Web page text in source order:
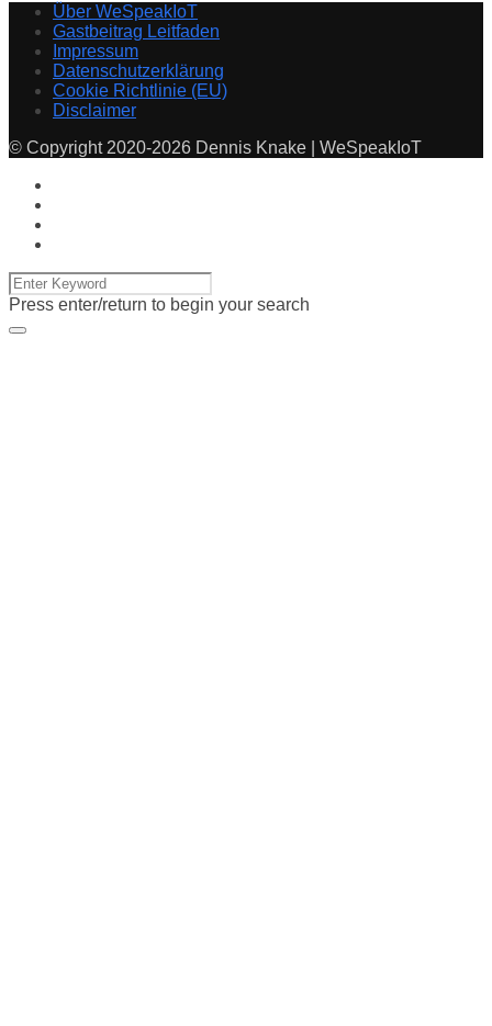
Über WeSpeakIoT
Gastbeitrag Leitfaden
Impressum
Datenschutzerklärung
Cookie Richtlinie (EU)
Disclaimer
© Copyright 2020-2026 Dennis Knake | WeSpeakIoT
Press enter/return to begin your search